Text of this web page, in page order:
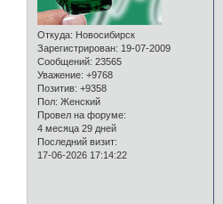
Откуда: Новосибирск
Зарегистрирован: 19-07-2009
Сообщений: 23565
Уважение: +9768
Позитив: +9358
Пол: Женский
Провел на форуме:
4 месяца 29 дней
Последний визит:
17-06-2026 17:14:22